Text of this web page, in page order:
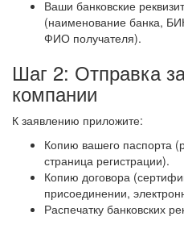
Ваши банковские
(наименование банка,
ФИО получателя).
Шаг 2: Отправка
компании
К заявлению приложите:
Копию вашего паспорта
страница регистрации).
Копию договора
присоединении,
Распечатку банковских